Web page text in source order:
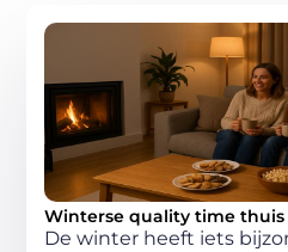
Winterse quality time thuis
De winter heeft iets